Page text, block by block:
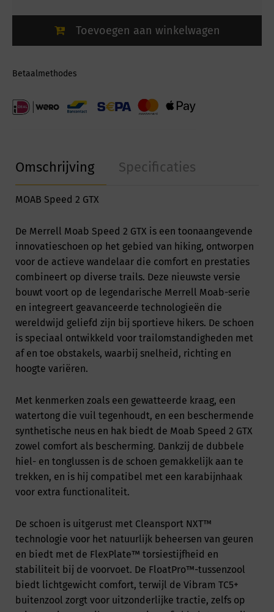
Toevoegen aan winkelwagen
Betaalmethodes
Omschrijving Specificaties
MOAB Speed 2 GTX
De Merrell Moab Speed 2 GTX is een toonaangevende
innovatieschoen op het gebied van hiking, ontworpen
voor de actieve wandelaar die comfort en prestaties
combineert op diverse trails. Deze nieuwste versie
bouwt voort op de legendarische Merrell Moab-serie
en integreert geavanceerde technologieën die
wereldwijd geliefd zijn bij sportieve hikers. De schoen
is speciaal ontwikkeld voor trailomstandigheden met
af en toe obstakels, waarbij snelheid, richting en
hoogte variëren.
Met kenmerken zoals een gewatteerde kraag, een
watertong die vuil tegenhoudt, en een beschermende
synthetische neus en hak biedt de Moab Speed 2 GTX
zowel comfort als bescherming. Dankzij de dubbele
hiel- en tonglussen is de schoen gemakkelijk aan te
trekken, en is hij compatibel met een karabijnhaak
voor extra functionaliteit.
De schoen is uitgerust met Cleansport NXT™
technologie voor het natuurlijk beheersen van geuren
en biedt met de FlexPlate™ torsiestijfheid en
stabiliteit bij de voorvoet. De FloatPro™-tussenzool
biedt lichtgewicht comfort, terwijl de Vibram TC5+
buitenzool zorgt voor uitzonderlijke tractie, zelfs op